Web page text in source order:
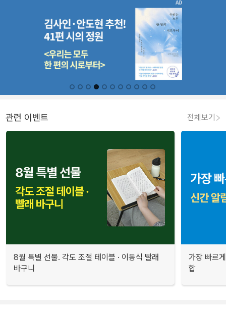
관련 이벤트 전체보기
8월 특별 선물. 각도 조절 테이블 · 이동식 빨래
바구니
가장 빠르
합